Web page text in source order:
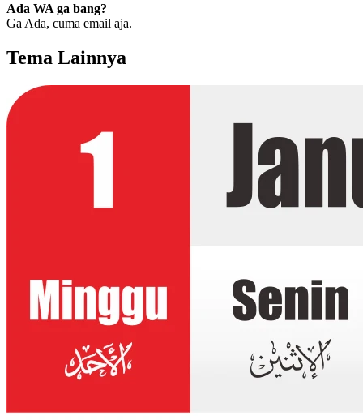
Ada WA ga bang?
Ga Ada, cuma email aja.
Tema Lainnya